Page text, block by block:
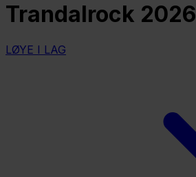
Trandalrock 2026
LØYE I LAG